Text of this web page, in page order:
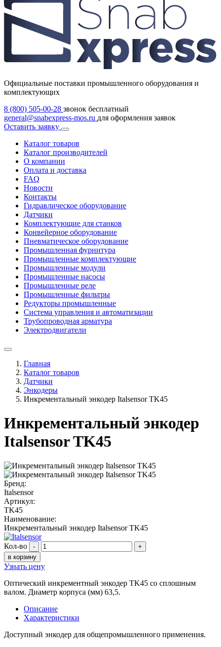
Официальные поставки промышленного оборудования и
комплектующих
8 (800) 505-00-28 звонок бесплатный
general@snabexpress-mos.ru для оформления заявок
Оставить заявку
Каталог товаров
Каталог производителей
О компании
Оплата и доставка
FAQ
Новости
Контакты
Гидравлическое оборудование
Датчики
Комплектующие для станков
Конвейерное оборудование
Пневматическое оборудование
Промышленная фурнитура
Промышленные комплектующие
Промышленные модули
Промышленные насосы
Промышленные реле
Промышленные фильтры
Редукторы промышленные
Система управления и автоматизации
Трубопроводная арматура
Электродвигатели
Главная
Каталог товаров
Датчики
Энкодеры
Инкрементальный энкодер Italsensor TK45
Инкрементальный энкодер
Italsensor TK45
Бренд:
Italsensor
Артикул:
TK45
Наименование:
Инкрементальный энкодер Italsensor TK45
Кол-во -
+
в корзину
Узнать цену
Оптический инкрементный энкодер TK45 со сплошным
валом. Диаметр корпуса (мм) 63,5.
Описание
Характеристики
Доступный энкодер для общепромышленного применения.